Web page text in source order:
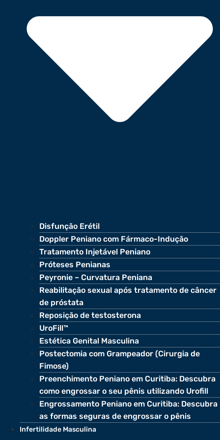
Disfunção Erétil
Doppler Peniano com Fármaco-Indução
Tratamento Injetável Peniano
Próteses Penianas
Peyronie – Curvatura Peniana
Reabilitação sexual após tratamento de câncer
de próstata
Reposição de testosterona
UroFill™
Estética Genital Masculina
Postectomia com Grampeador (Cirurgia de
Fimose)
Preenchimento Peniano em Curitiba: Descubra
como engrossar o seu pênis utilizando Urofill
Engrossamento Peniano em Curitiba: Descubra
as formas seguras de engrossar o pênis
Infertilidade Masculina